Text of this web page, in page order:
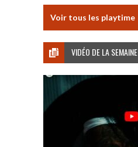
Voir tous les playtime
VIDÉO DE LA SEMAINE